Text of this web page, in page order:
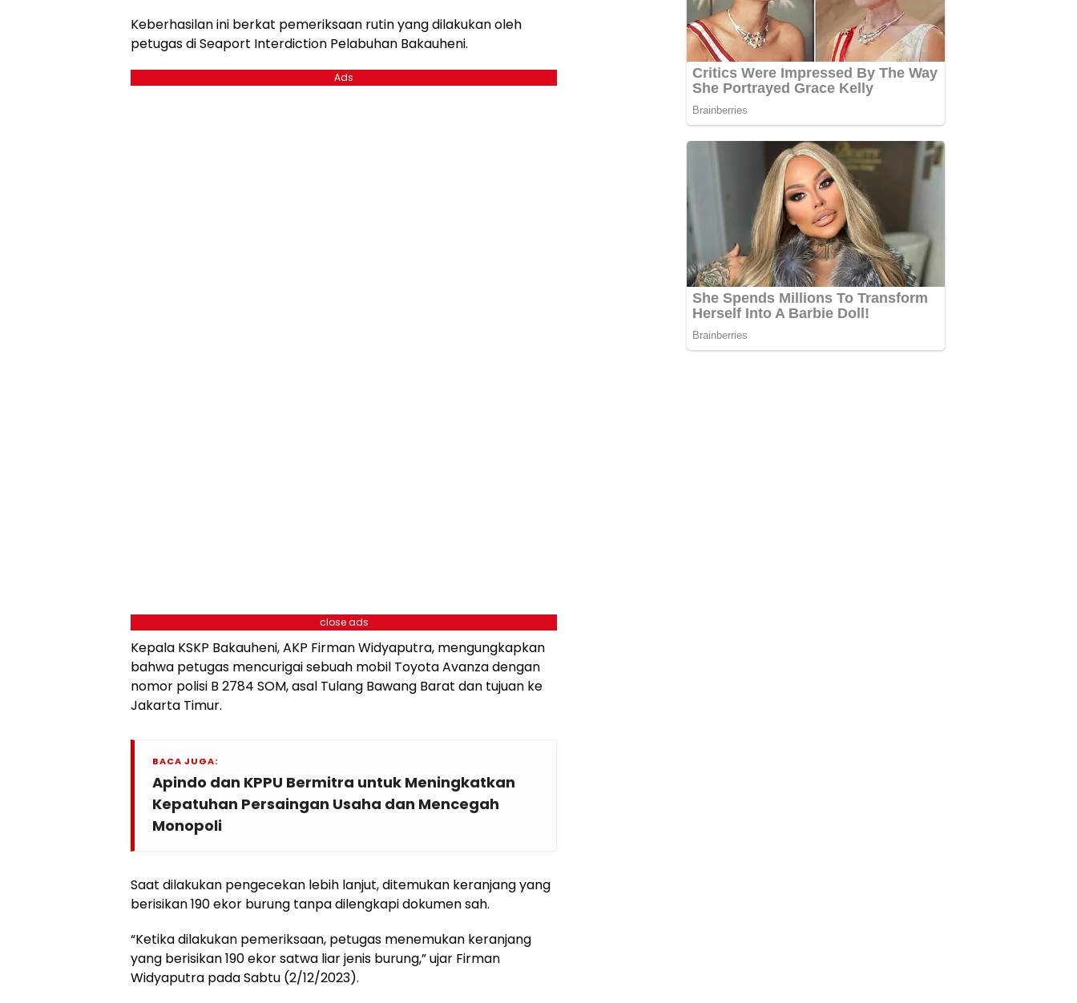
Keberhasilan ini berkat pemeriksaan rutin yang dilakukan oleh
petugas di Seaport Interdiction Pelabuhan Bakauheni.
Ads
close ads
Kepala KSKP Bakauheni, AKP Firman Widyaputra, mengungkapkan
bahwa petugas mencurigai sebuah mobil Toyota Avanza dengan
nomor polisi B 2784 SOM, asal Tulang Bawang Barat dan tujuan ke
Jakarta Timur.
BACA JUGA:
Apindo dan KPPU Bermitra untuk Meningkatkan
Kepatuhan Persaingan Usaha dan Mencegah
Monopoli
Saat dilakukan pengecekan lebih lanjut, ditemukan keranjang yang
berisikan 190 ekor burung tanpa dilengkapi dokumen sah.
“Ketika dilakukan pemeriksaan, petugas menemukan keranjang
yang berisikan 190 ekor satwa liar jenis burung,” ujar Firman
Widyaputra pada Sabtu (2/12/2023).